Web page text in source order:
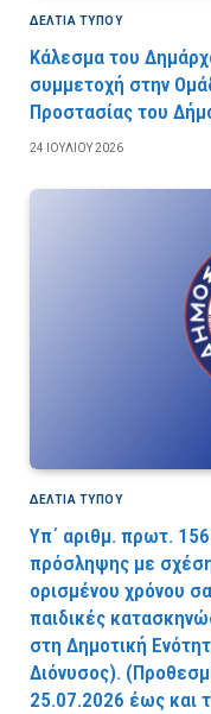
ΔΕΛΤΙΑ ΤΥΠΟΥ
Κάλεσμα του
συμμετοχή στην
Προστασίας του
24 ΙΟΥΛΊΟΥ 2026
ΔΕΛΤΙΑ ΤΥΠΟΥ
Υπ΄ αριθμ. πρωτ.
πρόσληψης με σχέση
ορισμένου χρόνου
παιδικές
στη Δημοτική
Διόνυσος).
25.07.2026 έως και